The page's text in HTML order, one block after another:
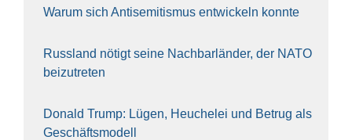
War­um sich Anti­se­mi­tis­mus ent­wi­ckeln konn­te
Russ­land nötigt sei­ne Nach­bar­län­der, der NATO
bei­zu­tre­ten
Donald Trump: Lügen, Heu­che­lei und Betrug als
Geschäfts­mo­dell